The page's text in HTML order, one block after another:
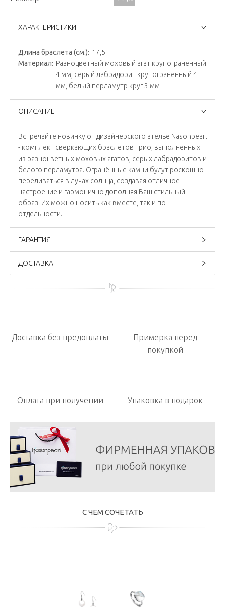
ХАРАКТЕРИСТИКИ
Длина браслета (см.): 17,5
Материал: Разноцветный моховый агат круг огранённый
4 мм, серый лабрадорит круг огранённый 4
мм, белый перламутр круг 3 мм
ОПИСАНИЕ
Встречайте новинку от дизайнерского ателье Nasonpearl
- комплект сверкающих браслетов Трио, выполненных
из разноцветных моховых агатов, серых лабрадоритов и
белого перламутра. Огранённые камни будут роскошно
переливаться в лучах солнца, создавая отличное
настроение и гармонично дополняя Ваш стильный
образ. Их можно носить как вместе, так и по
отдельности.
ГАРАНТИЯ
ДОСТАВКА
Доставка без предоплаты
Примерка перед
покупкой
Оплата при получении Упаковка в подарок
С ЧЕМ СОЧЕТАТЬ